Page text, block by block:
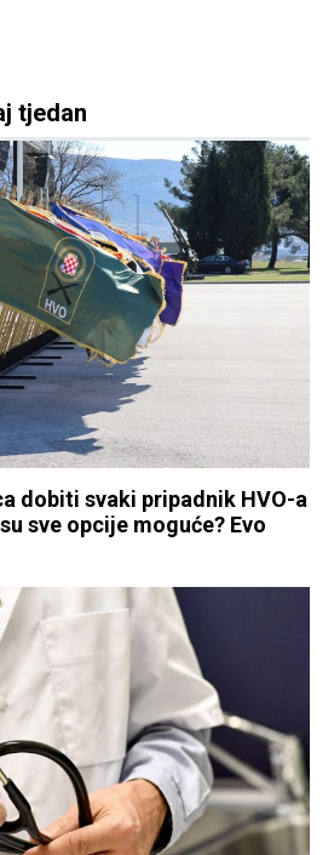
tjedan
dobiti svaki pripadnik HVO-a
sve opcije moguće? Evo